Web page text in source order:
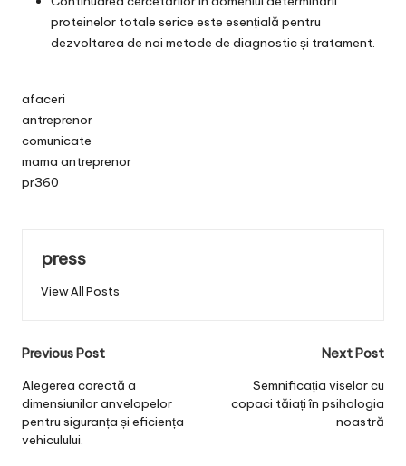
proteinelor totale serice este esențială pentru
dezvoltarea de noi metode de diagnostic și tratament.
afaceri
antreprenor
comunicate
mama antreprenor
pr360
press
View All Posts
Post
navigation
Previous Post
Alegerea corectă a
dimensiunilor anvelopelor
pentru siguranța și eficiența
vehiculului.
Next Post
Semnificația viselor cu
copaci tăiați în psihologia
noastră